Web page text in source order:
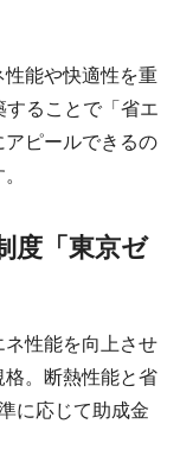
能や快適性を重
ることで「省エ
ピールできるの
度「東京ゼ
ネ性能を向上させ
格。断熱性能と省
に応じて助成金